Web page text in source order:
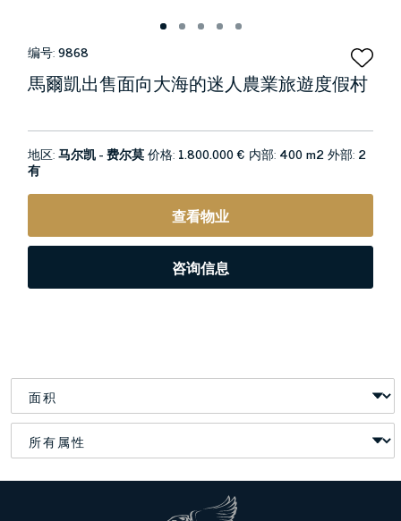
编号:9868
馬爾凱出售面向大海的迷人農業旅遊度假村
地区:马尔凯 - 费尔莫价格: 1.800.000 € 内部: 400 m2外部: 2
有
查看物业
咨询信息